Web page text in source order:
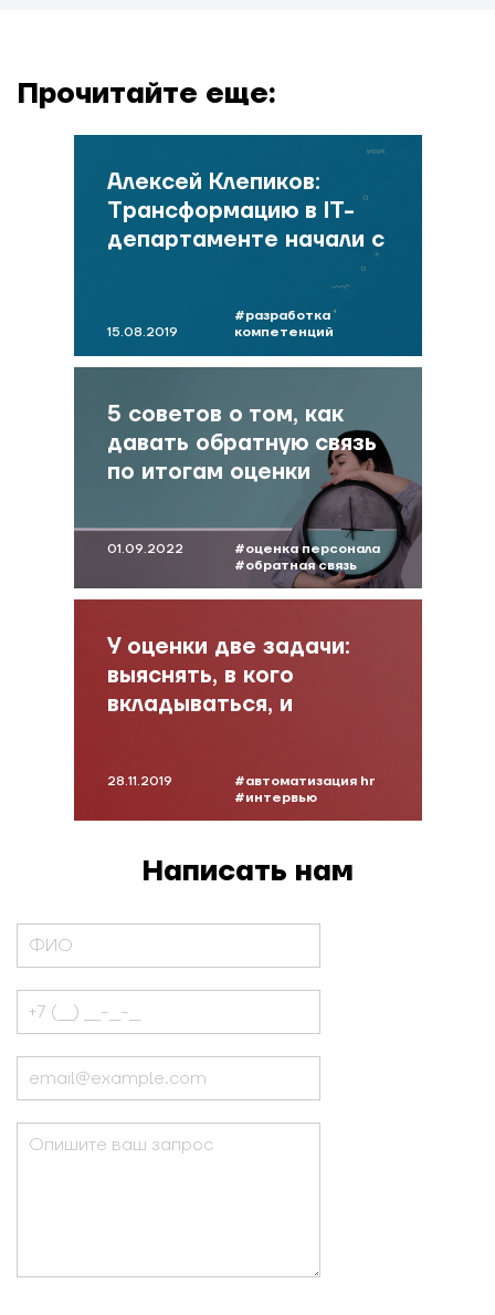
Прочитайте еще:
Алексей Клепиков:
Трансформацию в IT-
департаменте начали с
15.08.2019
#разработка
компетенций
#теклина
5 советов о том, как
давать обратную связь
по итогам оценки
01.09.2022
#оценка персонала
#обратная связь
#мокринская
У оценки две задачи:
выяснять, в кого
вкладываться, и
28.11.2019
#автоматизация hr
#интервью
Написать нам